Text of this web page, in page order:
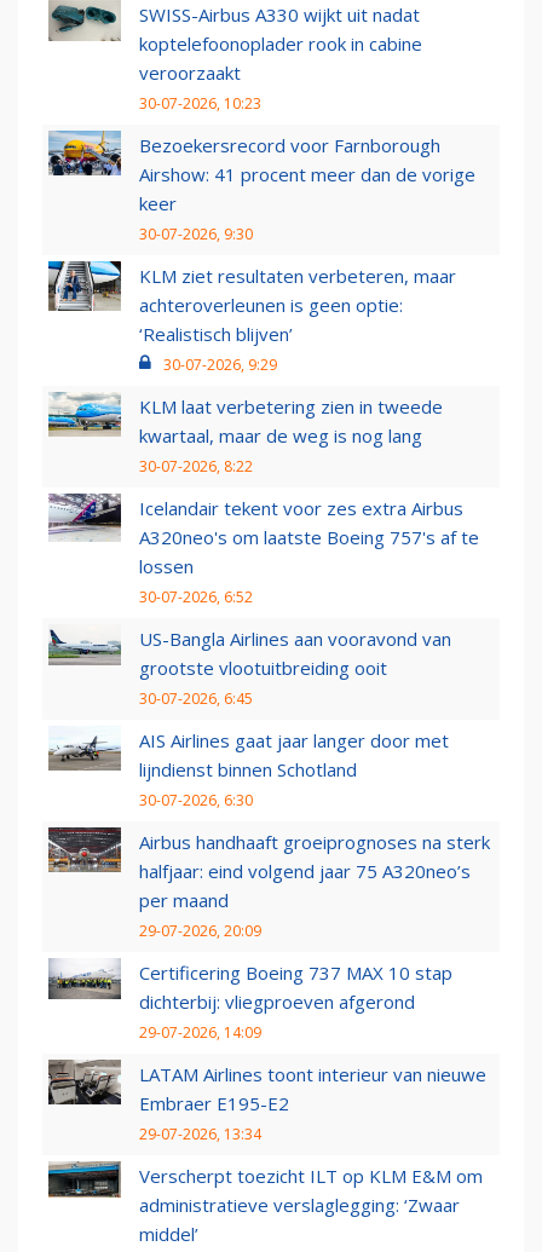
SWISS-Airbus A330 wijkt uit nadat
koptelefoonoplader rook in cabine
veroorzaakt
30-07-2026, 10:23
Bezoekersrecord voor Farnborough
Airshow: 41 procent meer dan de vorige
keer
30-07-2026, 9:30
KLM ziet resultaten verbeteren, maar
achteroverleunen is geen optie:
‘Realistisch blijven’
30-07-2026, 9:29
KLM laat verbetering zien in tweede
kwartaal, maar de weg is nog lang
30-07-2026, 8:22
Icelandair tekent voor zes extra Airbus
A320neo's om laatste Boeing 757's af te
lossen
30-07-2026, 6:52
US-Bangla Airlines aan vooravond van
grootste vlootuitbreiding ooit
30-07-2026, 6:45
AIS Airlines gaat jaar langer door met
lijndienst binnen Schotland
30-07-2026, 6:30
Airbus handhaaft groeiprognoses na sterk
halfjaar: eind volgend jaar 75 A320neo’s
per maand
29-07-2026, 20:09
Certificering Boeing 737 MAX 10 stap
dichterbij: vliegproeven afgerond
29-07-2026, 14:09
LATAM Airlines toont interieur van nieuwe
Embraer E195-E2
29-07-2026, 13:34
Verscherpt toezicht ILT op KLM E&M om
administratieve verslaglegging: ‘Zwaar
middel’